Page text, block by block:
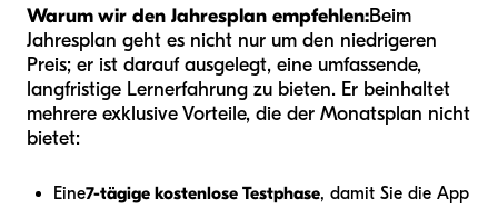
Warum wir den Jahresplan empfehlen:Beim
Jahresplan geht es nicht nur um den niedrigeren
Preis; er ist darauf ausgelegt, eine umfassende,
langfristige Lernerfahrung zu bieten. Er beinhaltet
mehrere exklusive Vorteile, die der Monatsplan nicht
bietet:
Eine7-tägige kostenlose Testphase, damit Sie die App